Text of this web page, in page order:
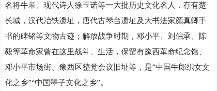
名将牛皋、现代诗人徐玉诺等一大批历史文化名人，存有楚
长城，汉代冶铁遗址，唐代古琴台遗址及大书法家颜真卿手
书的碑铭等文物古迹 ； 解放战争时期，邓小平、刘伯承、陈
毅等革命家曾在这里战斗、生活，保留有豫西革命纪念馆、
邓小平市场街、豫西区整党会议旧址等 ， 是“中国牛郎织女文
化之乡”“中国墨子文化之乡”。